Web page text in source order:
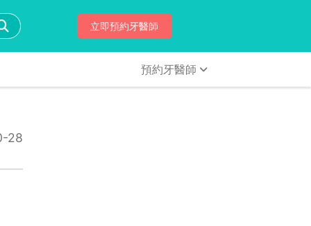
立即預約牙醫師
預約牙醫師
28